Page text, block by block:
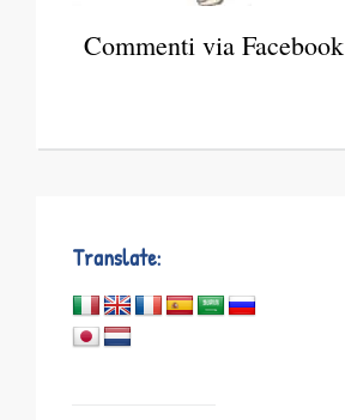
Commenti via Facebook
Translate: